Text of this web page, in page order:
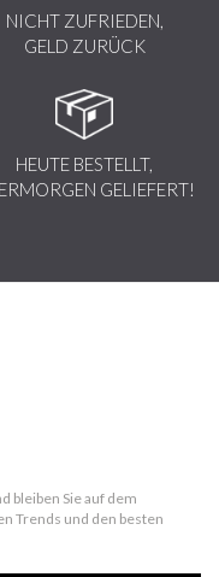
NICHT ZUFRIEDEN,
GELD ZURÜCK
HEUTE BESTELLT,
GELIEFERT!
bleiben Sie auf dem
Trends und den besten